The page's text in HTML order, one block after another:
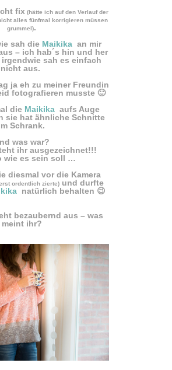
fix (hätte ich auf den Verlauf der
alles fünfmal korrigieren müssen
grummel).
sah die Maikika an mir
– ich hab´s hin und her
sah es einfach
nicht aus.
ja eh zu meiner Freundin
fotografieren musste 🙂
die Maikika aufs Auge
sie hat ähnliche Schnitte
Schrank.
was war?
ihr ausgezeichnet!!!
wie es sein soll …
diesmal vor die Kamera
ordentlich zierte)und durfte
natürlich behalten 😉
bezaubernd aus – was
meint ihr?